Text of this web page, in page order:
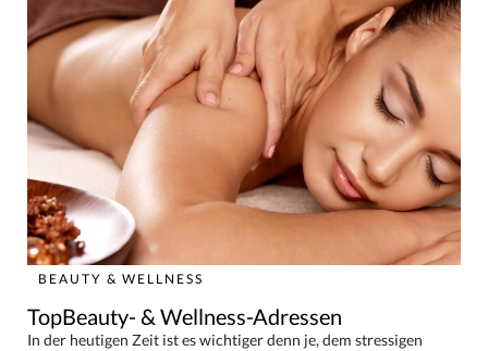
BEAUTY & WELLNESS
TopBeauty- & Wellness-Adressen
In der heutigen Zeit ist es wichtiger denn je, dem stressigen